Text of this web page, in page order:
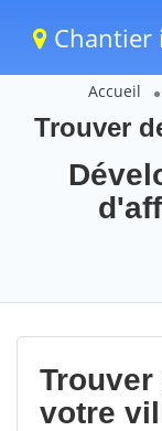
Chantier
Accueil
Trouver
votre